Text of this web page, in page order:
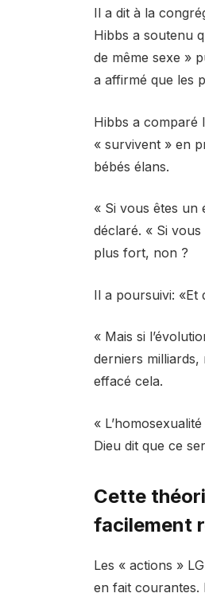
Il a dit à la
Hibbs a soutenu
de même sexe »
a affirmé que les
Hibbs a comparé
« survivent » en
bébés élans.
« Si vous êtes un
déclaré. « Si vous
plus fort, non ?
Il a poursuivi: «Et
« Mais si
derniers milliards,
effacé cela.
«
Dieu dit que ce
Cette
facilement
Les « actions »
en fait courantes.